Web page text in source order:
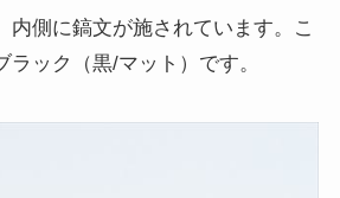
内側に鎬文が施されています。こ
ラック（黒/マット）です。